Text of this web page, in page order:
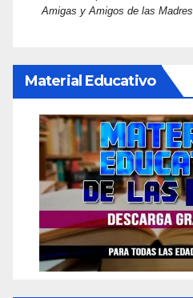
Amigas y Amigos de las Madres
Material Educativo